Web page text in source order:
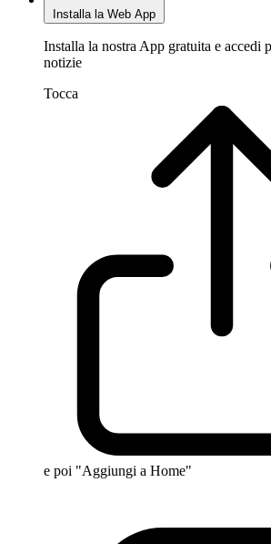
Installa la Web App
Installa la nostra App gratuita e accedi
notizie
Tocca
e poi "Aggiungi a Home"